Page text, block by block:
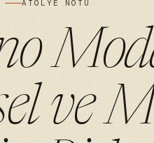
ATÖLYE NOTU
ve